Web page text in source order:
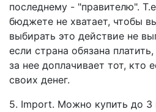
последнему - "правителю".
бюджете не хватает, чтобы
выбирать это действие не
если страна обязана
за нее доплачивает тот, кто
своих денег.
5. Import. Можно купить до 3